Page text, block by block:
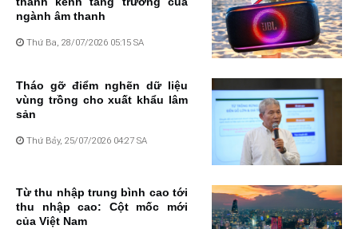
ngành âm thanh
Thứ Ba, 28/07/2026 05:15 SA
Tháo gỡ điểm nghẽn dữ liệu
vùng trồng cho xuất khẩu lâm
sản
Thứ Bảy, 25/07/2026 04:27 SA
Từ thu nhập trung bình cao tới
thu nhập cao: Cột mốc mới
của Việt Nam